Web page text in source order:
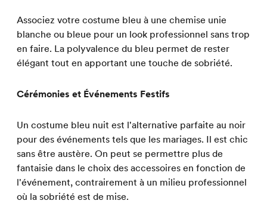
Associez votre costume bleu à une chemise unie
blanche ou bleue pour un look professionnel sans trop
en faire. La polyvalence du bleu permet de rester
élégant tout en apportant une touche de sobriété.
Cérémonies et Événements Festifs
Un costume bleu nuit est l'alternative parfaite au noir
pour des événements tels que les mariages. Il est chic
sans être austère. On peut se permettre plus de
fantaisie dans le choix des accessoires en fonction de
l'événement, contrairement à un milieu professionnel
où la sobriété est de mise.